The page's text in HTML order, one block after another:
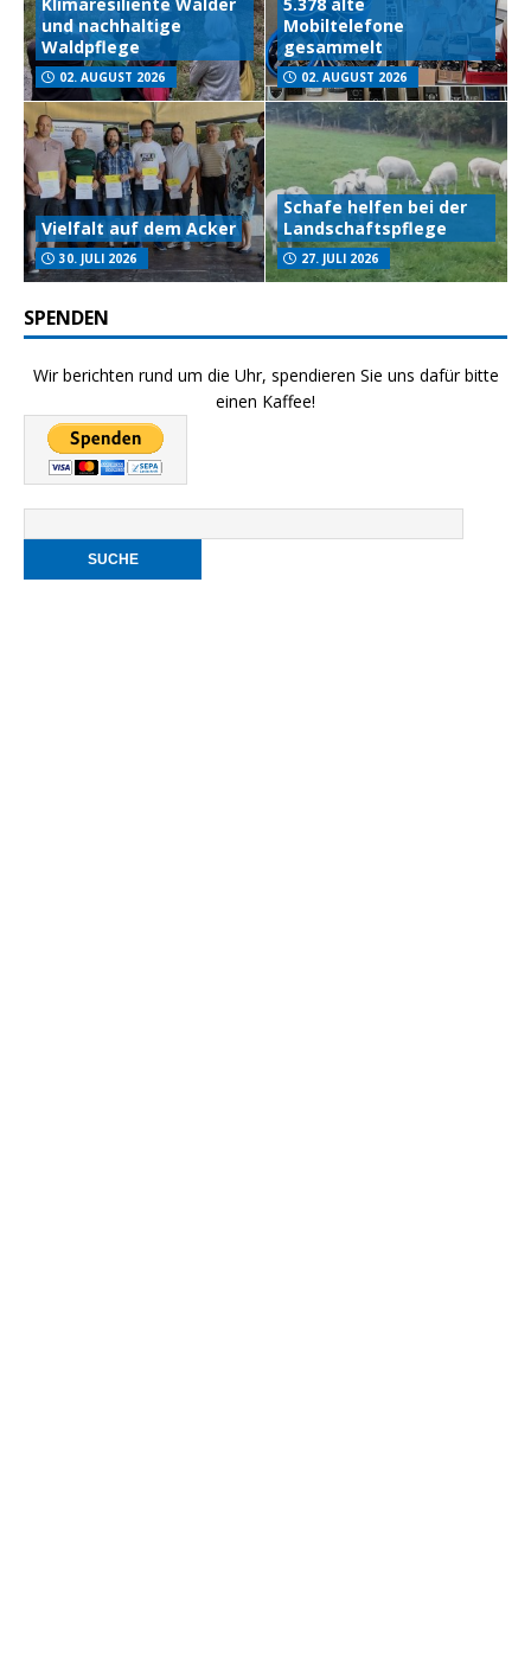
und nachhaltige
Waldpflege
02. AUGUST 2026
Mobiltelefone
gesammelt
02. AUGUST 2026
Vielfalt auf dem Acker
30. JULI 2026
Schafe helfen bei der
Landschaftspflege
27. JULI 2026
SPENDEN
Wir berichten rund um die Uhr, spendieren Sie uns dafür bitte
einen Kaffee!